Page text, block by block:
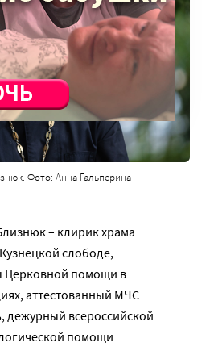
Фото: Анна Гальперина
– клирик храма
слободе,
Церковной помощи в
аттестованный МЧС
дежурный всероссийской
помощи